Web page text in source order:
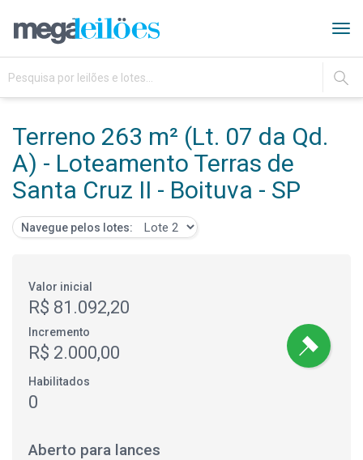
IR
Terreno 263 m² (Lt. 07 da Qd.
A) - Loteamento Terras de
Santa Cruz II - Boituva - SP
Navegue pelos lotes:
Valor inicial
R$ 81.092,20
Incremento
R$ 2.000,00
Habilitados
0
Aberto para lances